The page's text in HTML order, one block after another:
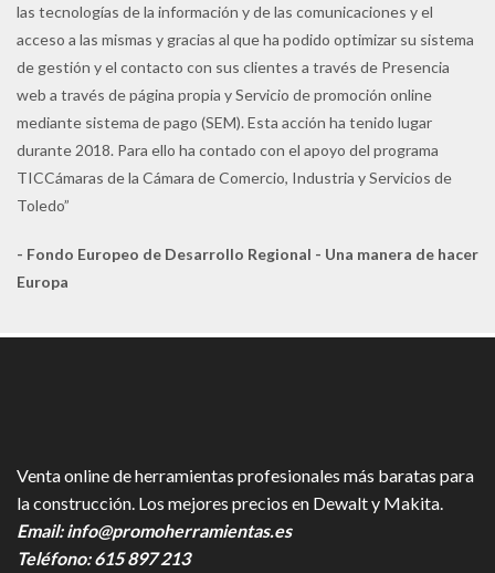
las tecnologías de la información y de las comunicaciones y el
acceso a las mismas y gracias al que ha podido optimizar su sistema
de gestión y el contacto con sus clientes a través de Presencia
web a través de página propia y Servicio de promoción online
mediante sistema de pago (SEM). Esta acción ha tenido lugar
durante 2018. Para ello ha contado con el apoyo del programa
TICCámaras de la Cámara de Comercio, Industria y Servicios de
Toledo”
- Fondo Europeo de Desarrollo Regional - Una manera de hacer
Europa
Venta online de herramientas profesionales más baratas para
la construcción. Los mejores precios en Dewalt y Makita.
Email:info@promoherramientas.es
Teléfono:615 897 213